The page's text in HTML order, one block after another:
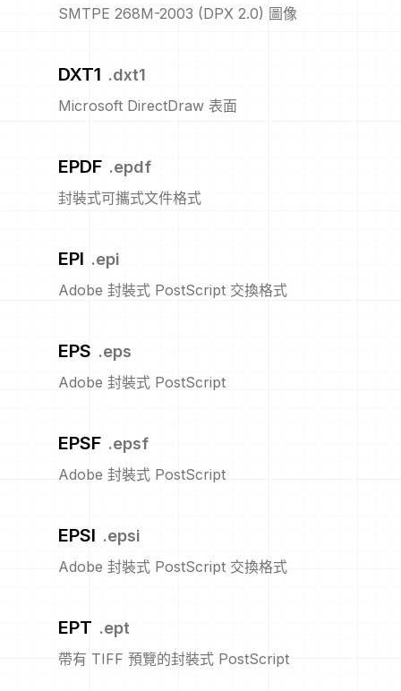
SMTPE 268M-2003 (DPX 2.0) 圖像
DXT1 .dxt1
Microsoft DirectDraw 表面
EPDF .epdf
封裝式可攜式文件格式
EPI .epi
Adobe 封裝式 PostScript 交換格式
EPS .eps
Adobe 封裝式 PostScript
EPSF .epsf
Adobe 封裝式 PostScript
EPSI .epsi
Adobe 封裝式 PostScript 交換格式
EPT .ept
帶有 TIFF 預覽的封裝式 PostScript